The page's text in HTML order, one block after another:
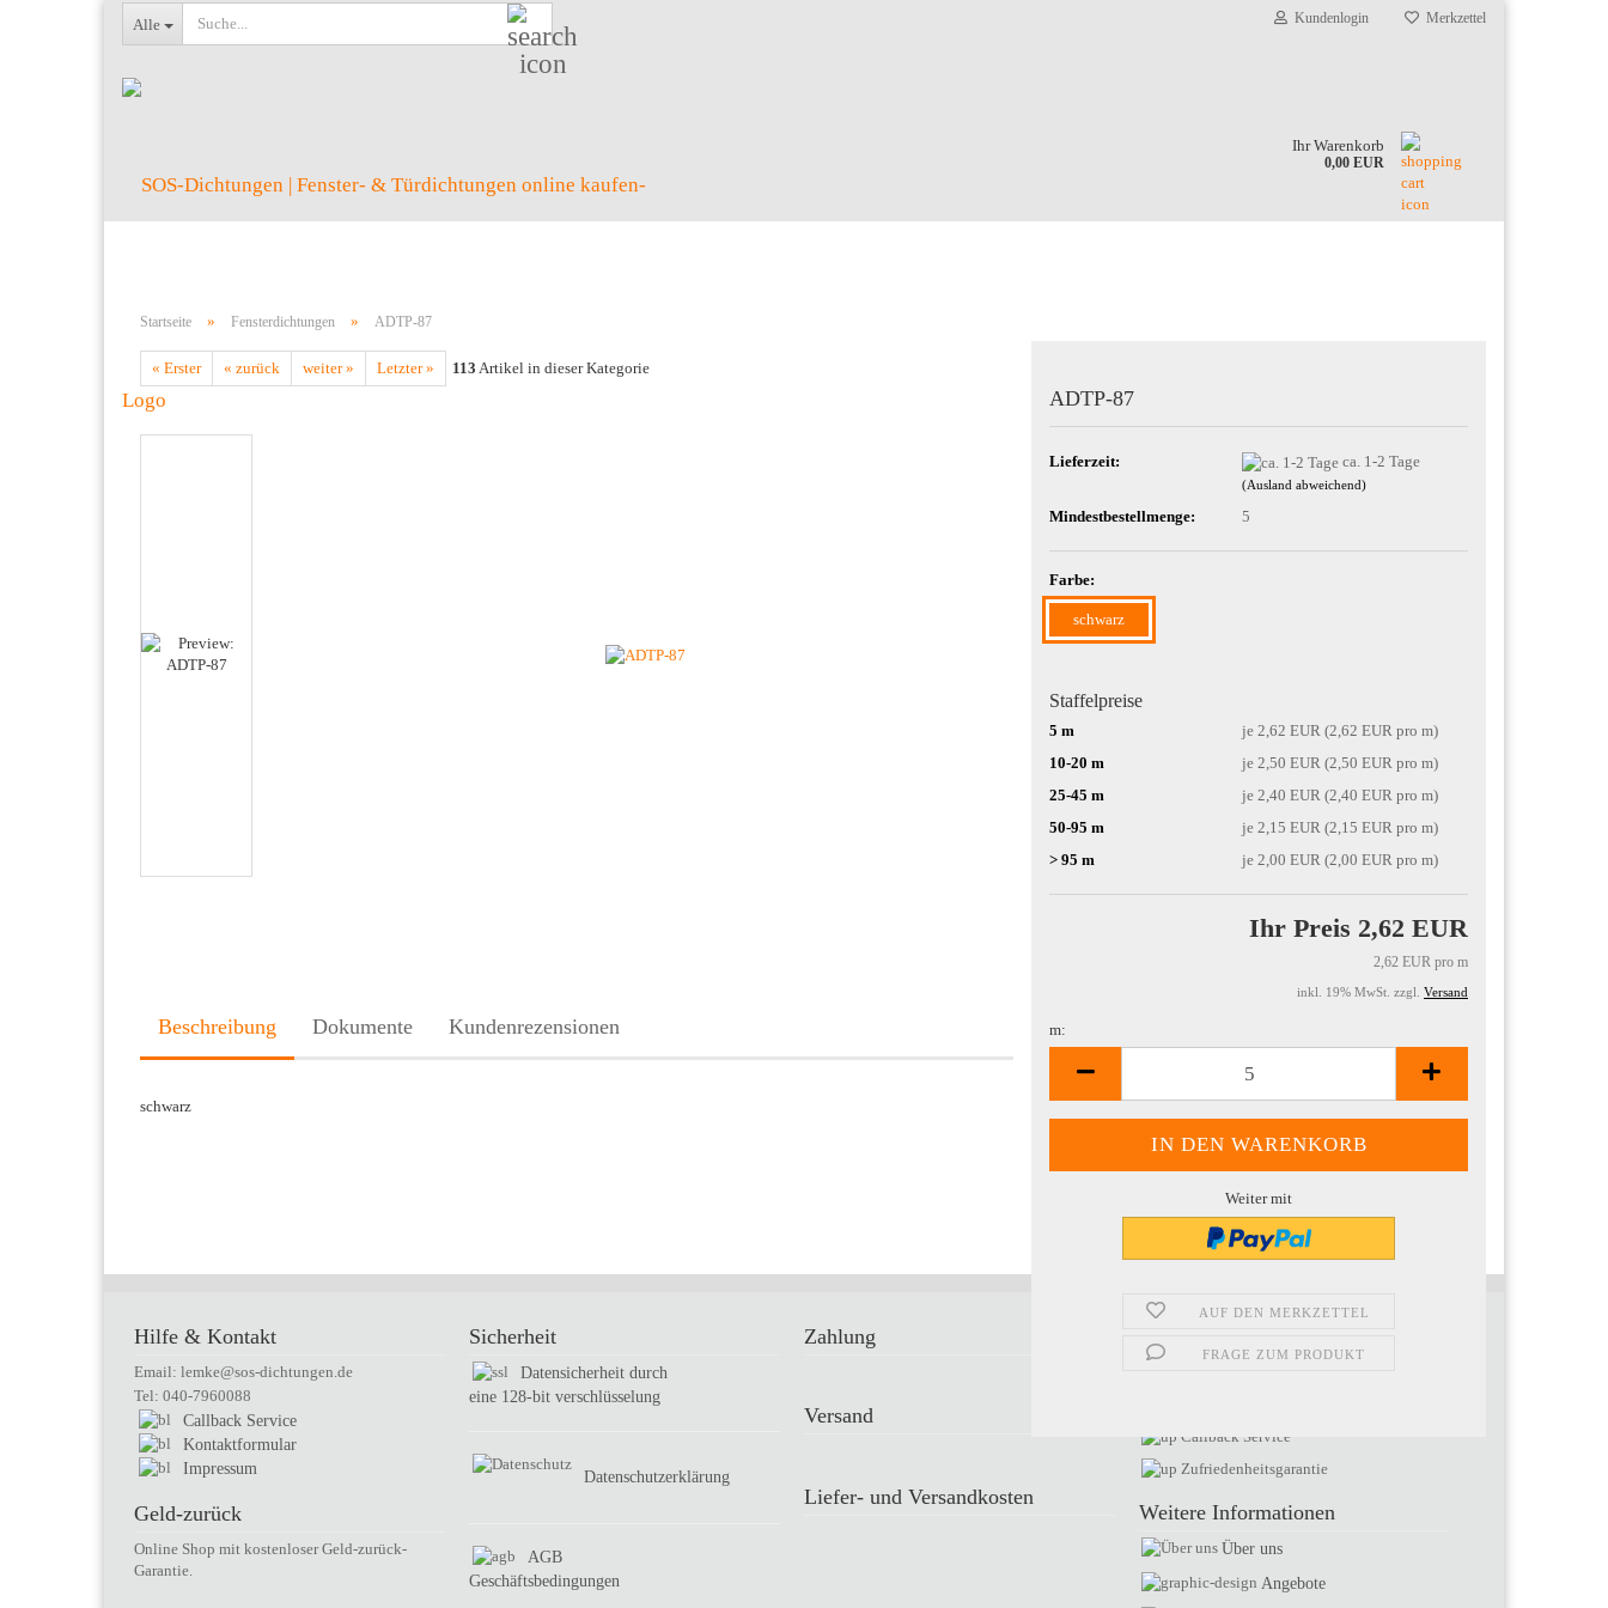
Kundenlogin Merkzettel
Alle
Ihr Warenkorb
0,00 EUR
Startseite » Fensterdichtungen » ADTP-87
« Erster « zurück weiter » Letzter » 113 Artikel in dieser Kategorie
ADTP-87
Lieferzeit: ca. 1-2 Tage
(Ausland abweichend)
Mindestbestellmenge: 5
Farbe:
schwarz
Staffelpreise
5 m
je 2,62 EUR (2,62 EUR pro m)
10-20 m
je 2,50 EUR (2,50 EUR pro m)
25-45 m
je 2,40 EUR (2,40 EUR pro m)
50-95 m
je 2,15 EUR (2,15 EUR pro m)
> 95 m
je 2,00 EUR (2,00 EUR pro m)
Ihr Preis 2,62 EUR
2,62 EUR pro m
inkl. 19% MwSt. zzgl. Versand
m:
Weiter mit
AUF DEN MERKZETTEL
FRAGE ZUM PRODUKT
Beschreibung Dokumente Kundenrezensionen
schwarz
Hilfe & Kontakt
Email: lemke@sos-dichtungen.de
Tel: 040-7960088
Callback Service
Kontaktformular
Impressum
Geld-zurück
Online Shop mit kostenloser Geld-zurück-
Garantie.
Sicherheit
Datensicherheit durch
eine 128-bit verschlüsselung
Datenschutzerklärung
AGB
Geschäftsbedingungen
Zahlung
Versand
Liefer- und Versandkosten
Callback Service
Zufriedenheitsgarantie
Weitere Informationen
Über uns
Angebote